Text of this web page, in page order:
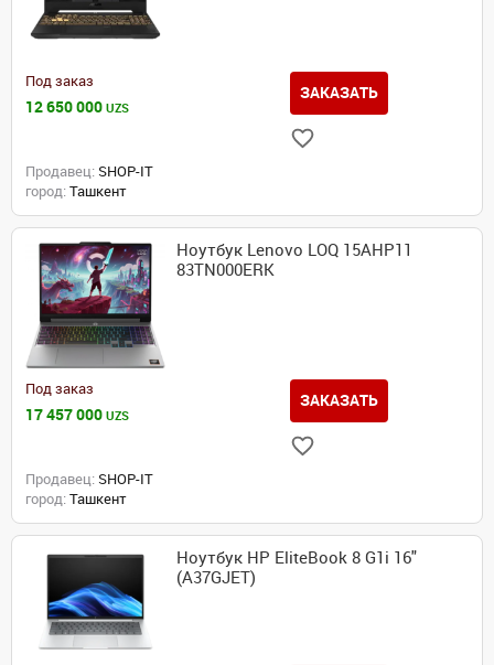
Под заказ
12 650 000 UZS
ЗАКАЗАТЬ
Продавец: SHOP-IT
город: Ташкент
Ноутбук Lenovo LOQ 15AHP11
83TN000ERK
Под заказ
17 457 000 UZS
ЗАКАЗАТЬ
Продавец: SHOP-IT
город: Ташкент
Ноутбук HP EliteBook 8 G1i 16"
(A37GJET)